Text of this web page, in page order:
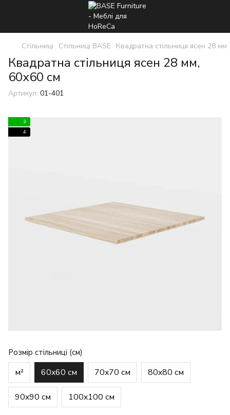
Стільниці Стільниці BASE Квадратна стільниця ясен 28 мм
Квадратна стільниця ясен 28 мм,
60x60 см
Артикул: 01-401
3
4
Розмір стільниці (см)
м² 60x60 см 70x70 см 80x80 см
90x90 см 100x100 см